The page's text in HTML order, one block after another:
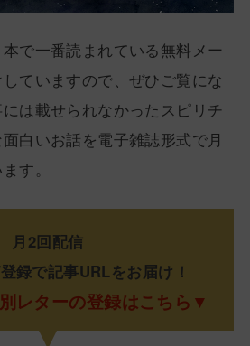
で一番読まれている無料メー
ていますので、ぜひご覧にな
は載せられなかったスピリチ
白いお話を電子雑誌形式で月
す。
月2回配信
録で記事URLをお届け！
レターの登録はこちら▼